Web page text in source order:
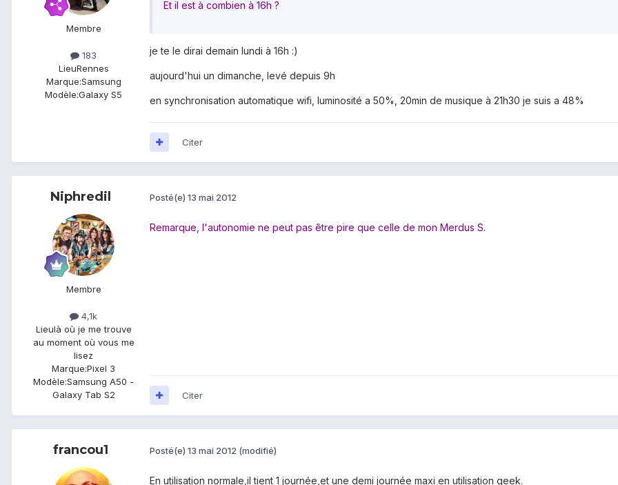
Membre
183
LieuRennes
Marque:Samsung
Modèle:Galaxy S5
Et il est à combien à 16h ?
je te le dirai demain lundi à 16h :)
aujourd'hui un dimanche, levé depuis 9h
en synchronisation automatique wifi, luminosité a 50%, 20min de musique à 21h30 je suis a 48%
Citer
Niphredil
Membre
4,1k
Lieulà où je me trouve
au moment où vous me
lisez
Marque:Pixel 3
Modèle:Samsung A50 -
Galaxy Tab S2
Posté(e) 13 mai 2012
Remarque, l'autonomie ne peut pas être pire que celle de mon Merdus S.
Citer
francou1 Posté(e) 13 mai 2012 (modifié)
En utilisation normale,il tient 1 journée,et une demi journée maxi en utilisation geek.